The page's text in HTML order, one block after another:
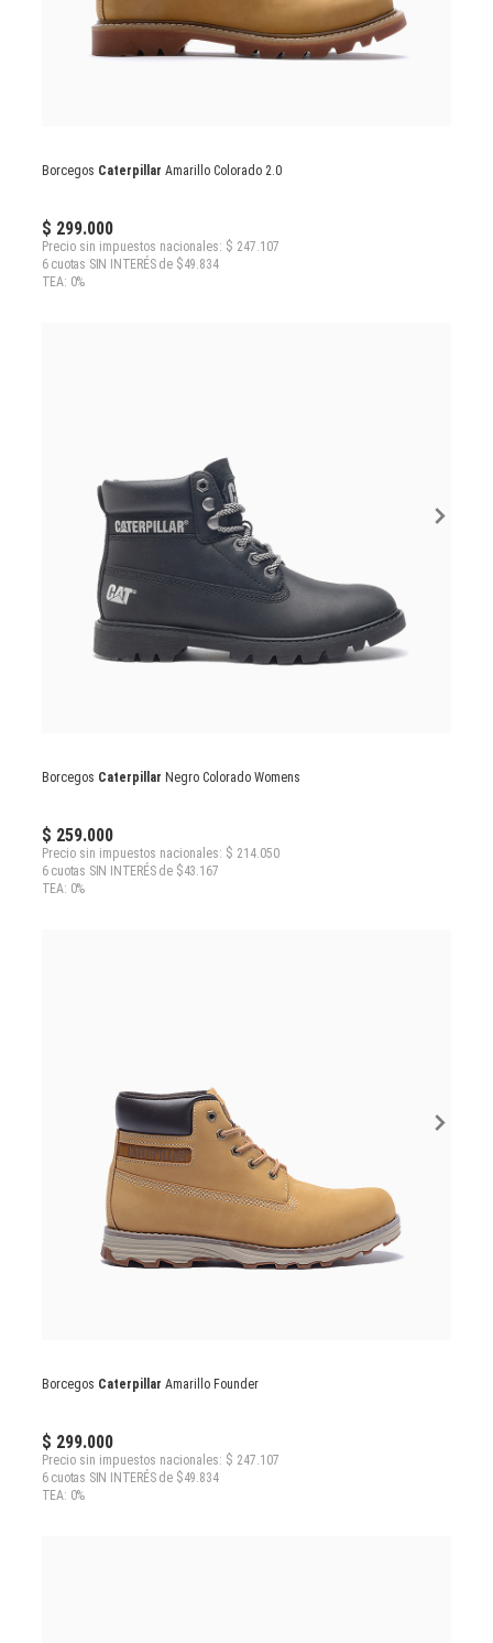
Borcegos Caterpillar Amarillo Colorado 2.0
$ 299.000
Precio sin impuestos nacionales: $ 247.107
6 cuotas SIN INTERÉS de $49.834
TEA: 0%
Borcegos Caterpillar Negro Colorado Womens
$ 259.000
Precio sin impuestos nacionales: $ 214.050
6 cuotas SIN INTERÉS de $43.167
TEA: 0%
Borcegos Caterpillar Amarillo Founder
$ 299.000
Precio sin impuestos nacionales: $ 247.107
6 cuotas SIN INTERÉS de $49.834
TEA: 0%